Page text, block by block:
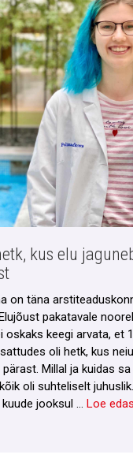
kus elu
on täna
pakatavale
oskaks keegi arvata, et
oli hetk, kus
Millal ja kuidas
oli suhteliselt
jooksul … Loe